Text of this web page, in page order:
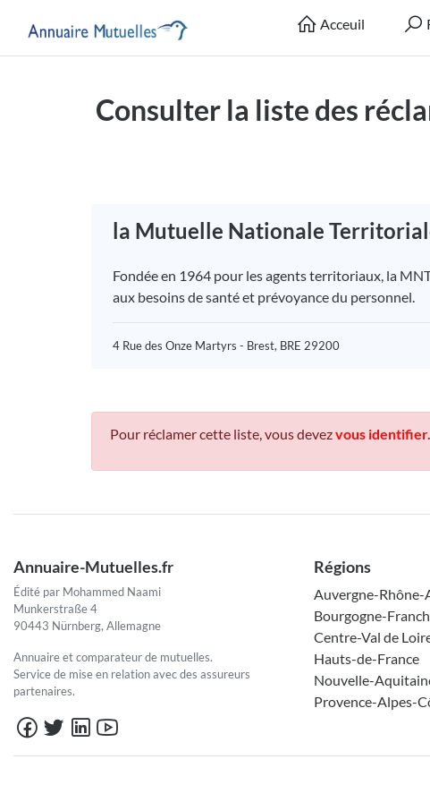
Acceuil
Consulter la liste des
la Mutuelle Nationale
Fondée en 1964 pour les agents territoriaux, la
aux besoins de santé et prévoyance du personnel.
4 Rue des Onze Martyrs - Brest, BRE 29200
Pour réclamer cette liste, vous devezvous identifier.
Annuaire-Mutuelles.fr
Édité par Mohammed Naami
Munkerstraße 4
90443 Nürnberg, Allemagne
Annuaire et comparateur de mutuelles.
Service de mise en relation avec des assureurs
partenaires.
Régions
Auvergne-Rhône-
Bourgogne-
Centre-Val de
Hauts-de-France
Nouvelle-
Provence-Alpes-